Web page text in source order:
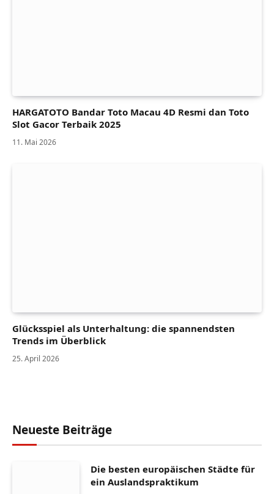
HARGATOTO Bandar Toto Macau 4D Resmi dan Toto
Slot Gacor Terbaik 2025
11. Mai 2026
Glücksspiel als Unterhaltung: die spannendsten
Trends im Überblick
25. April 2026
Neueste Beiträge
Die besten europäischen Städte für
ein Auslandspraktikum